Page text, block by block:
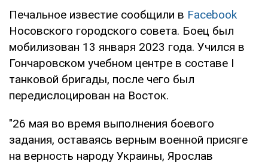
Печальное известие сообщили в Facebook
Носовского городского совета. Боец был
мобилизован 13 января 2023 года. Учился в
Гончаровском учебном центре в составе I
танковой бригады, после чего был
передислоцирован на Восток.
"26 мая во время выполнения боевого
задания, оставаясь верным военной присяге
на верность народу Украины, Ярослав